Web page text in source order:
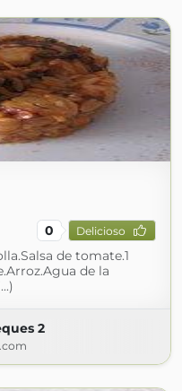
0 Delicioso
de tomate.1
de la
2